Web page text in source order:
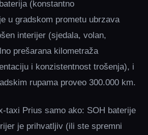
(konstantno
u gradskom prometu ubrzava
interijer (sjedala, volan,
prešarana kilometraža
i konzistentnost trošenja), i
rupama proveo 300.000 km.
taxi Prius samo ako: SOH baterije
je prihvatljiv (ili ste spremni